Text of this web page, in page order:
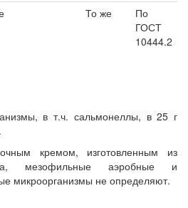
То же
По
ГОСТ
10444.2
в т.ч. сальмонеллы, в 25 г
кремом, изготовленным из
мезофильные аэробные и
микроорганизмы не определяют.